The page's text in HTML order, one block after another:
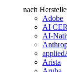
nach
Adobe
AI
AI-
Arista